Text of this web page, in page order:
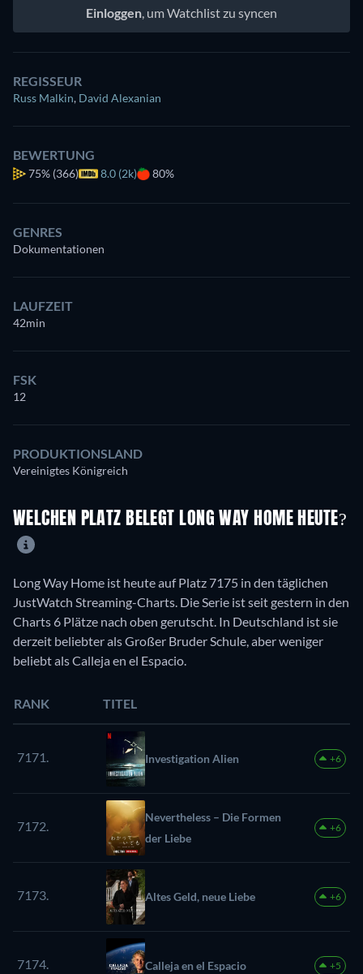
Einloggen , um Watchlist zu syncen
REGISSEUR
Russ Malkin, David Alexanian
BEWERTUNG
75% (366) 8.0 (2k) 80%
GENRES
Dokumentationen
LAUFZEIT
42min
FSK
12
PRODUKTIONSLAND
Vereinigtes Königreich
WELCHEN PLATZ BELEGT LONG WAY HOME HEUTE?
Long Way Home ist heute auf Platz 7175 in den täglichen
JustWatch Streaming-Charts. Die Serie ist seit gestern in den
Charts 6 Plätze nach oben gerutscht. In Deutschland ist sie
derzeit beliebter als Großer Bruder Schule, aber weniger
beliebt als Calleja en el Espacio.
RANK TITEL
7171. Investigation Alien +6
7172.
Nevertheless – Die Formen
der Liebe
+6
7173. Altes Geld, neue Liebe +6
7174. Calleja en el Espacio +5